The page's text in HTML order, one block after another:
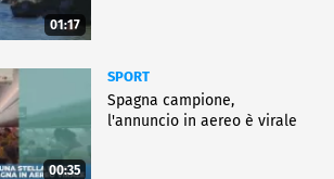
01:17
00:35
SPORT
Spagna campione,
l'annuncio in aereo è virale